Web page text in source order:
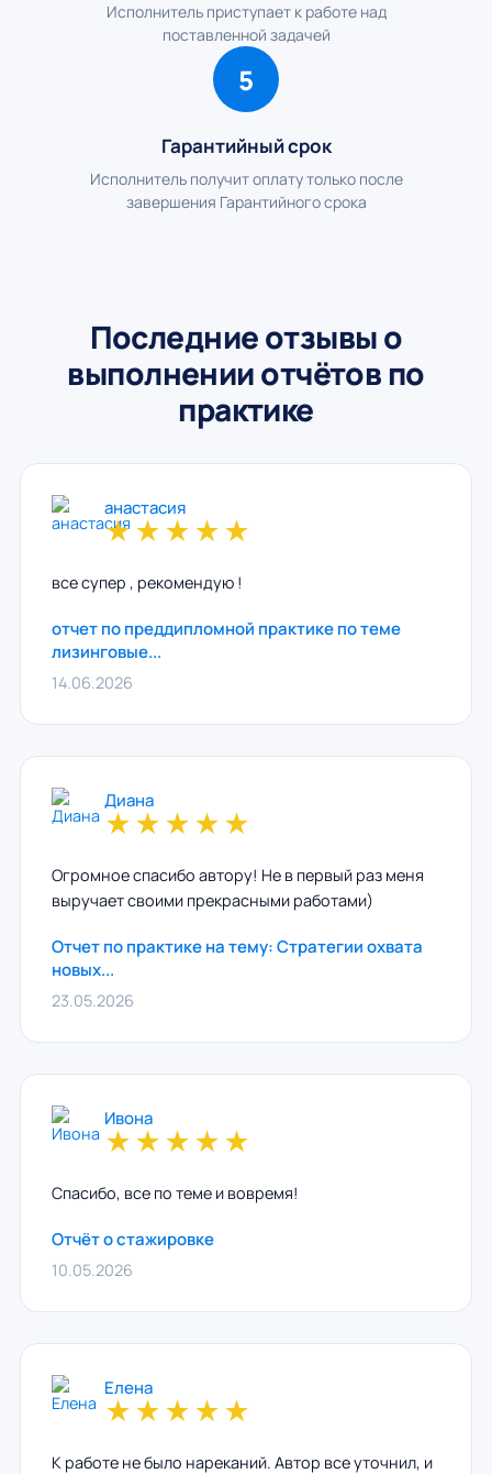
Исполнитель приступает к работе над
поставленной задачей
5
Гарантийный срок
Исполнитель получит оплату только после
завершения Гарантийного срока
Последние отзывы о
выполнении отчётов по
практике
анастасия
★★★★★
все супер , рекомендую !
отчет по преддипломной практике по теме
лизинговые...
14.06.2026
Диана
★★★★★
Огромное спасибо автору! Не в первый раз меня
выручает своими прекрасными работами)
Отчет по практике на тему: Стратегии охвата
новых...
23.05.2026
Ивона
★★★★★
Спасибо, все по теме и вовремя!
Отчёт о стажировке
10.05.2026
Елена
★★★★★
К работе не было нареканий. Автор все уточнил, и